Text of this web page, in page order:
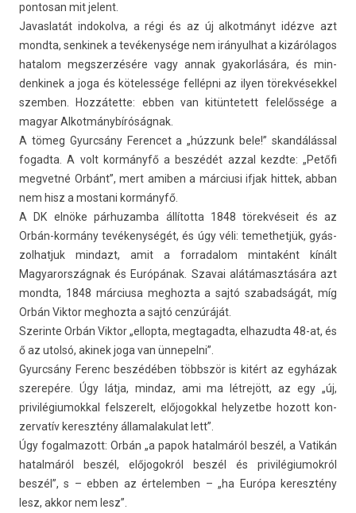
pon­tosan mit jelent.
Javas­latát in­dokol­va, a régi és az új al­kot­mányt idézve azt
mondta, sen­kinek a tevékenysége nem ir­ányul­hat a kizárólagos
hatalom megszer­zésére vagy annak gyakor­lására, és min­
denkinek a joga és köteles­sége fellépni az ilyen törek­vések­kel
szemb­en. Hozzátette: ebben van kitün­tetett felelőssége a
magyar Al­kot­mánybíróság­nak.
A tömeg Gyurcsány Feren­cet a „húzzunk bele!” skandálással
fogad­ta. A volt kormányfő a beszédét azzal kezdte: „Petőfi
meg­vetné Orbánt”, mert amib­en a már­ciusi ifjak hit­tek, abban
nem hisz a mos­tani kormányfő.
A DK elnöke pár­huzam­ba állította 1848 törekvéseit és az
Orbán-kormány tevékenységét, és úgy véli: temet­hetjük, gyás­
zolhat­juk min­dazt, amit a for­radalom min­taként kínált
Magyarország­nak és Európának. Szavai alátámasztására azt
mondta, 1848 már­ciusa meg­hozta a sajtó szabad­ságát, míg
Orbán Vik­tor meg­hozta a sajtó cenzúráját.
Szerin­te Orbán Vik­tor „el­lopta, meg­tagad­ta, el­hazud­ta 48-at, és
ő az utolsó, akinek joga van ünnepel­ni”.
Gyurcsány Ferenc beszédében többször is kitért az egyházak
szerepére. Úgy látja, min­daz, ami ma létrejött, az egy „új,
privilégiumokk­al felszerelt, előjogokk­al helyzet­be hozott kon­
zervatív keresztény államalakulat lett”.
Úgy fogal­mazott: Orbán „a papok hatal­máról beszél, a Vatikán
hatal­máról beszél, előjogok­ról beszél és privilégiumok­ról
beszél”, s – ebben az értelemb­en – „ha Európa keresztény
lesz, akkor nem lesz”.